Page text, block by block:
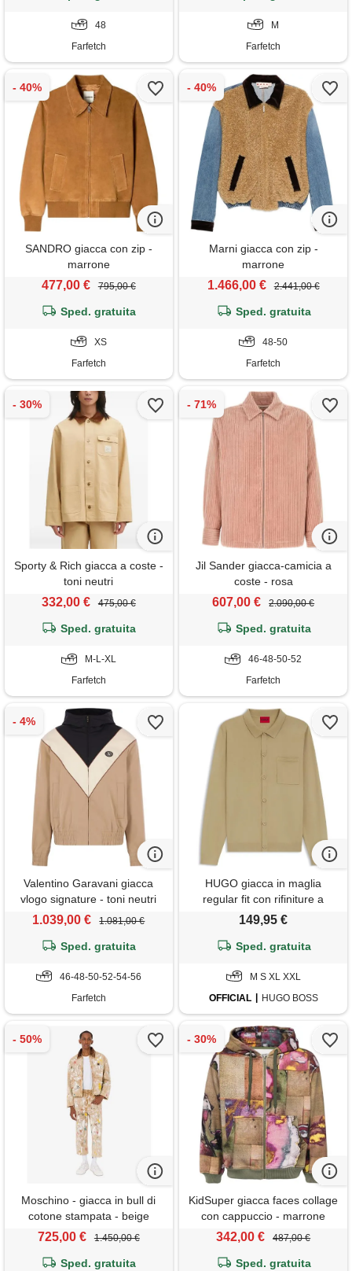
48
Farfetch
M
Farfetch
SANDRO giacca con zip -
marrone
477,00 € 795,00 €
Sped. gratuita
XS
Farfetch
Marni giacca con zip -
marrone
1.466,00 € 2.441,00 €
Sped. gratuita
48-50
Farfetch
Sporty & Rich giacca a coste -
toni neutri
332,00 € 475,00 €
Sped. gratuita
M-L-XL
Farfetch
Jil Sander giacca-camicia a
coste - rosa
607,00 € 2.090,00 €
Sped. gratuita
46-48-50-52
Farfetch
Valentino Garavani giacca
vlogo signature - toni neutri
1.039,00 € 1.081,00 €
Sped. gratuita
46-48-50-52-54-56
Farfetch
HUGO giacca in maglia
regular fit con rifiniture a
coste, beige
149,95 €
Sped. gratuita
M S XL XXL
OFFICIAL
HUGO BOSS
Moschino - giacca in bull di
cotone stampata - beige
725,00 € 1.450,00 €
Sped. gratuita
KidSuper giacca faces collage
con cappuccio - marrone
342,00 € 487,00 €
Sped. gratuita